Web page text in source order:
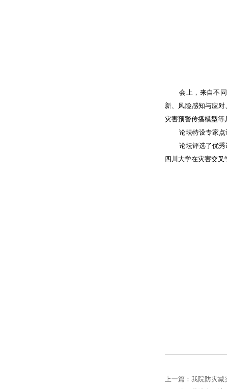
会上，来自不
新、风险感知与应
灾害预警传播模型等
论坛特设专家
论坛评选了优
四川大学在灾害交叉
上一篇：我院防灾